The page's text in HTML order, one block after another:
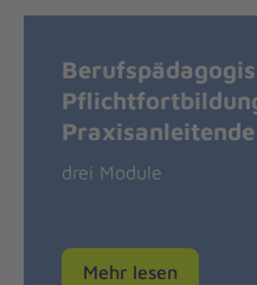
Praxisanleitende
drei Module
Mehr lesen